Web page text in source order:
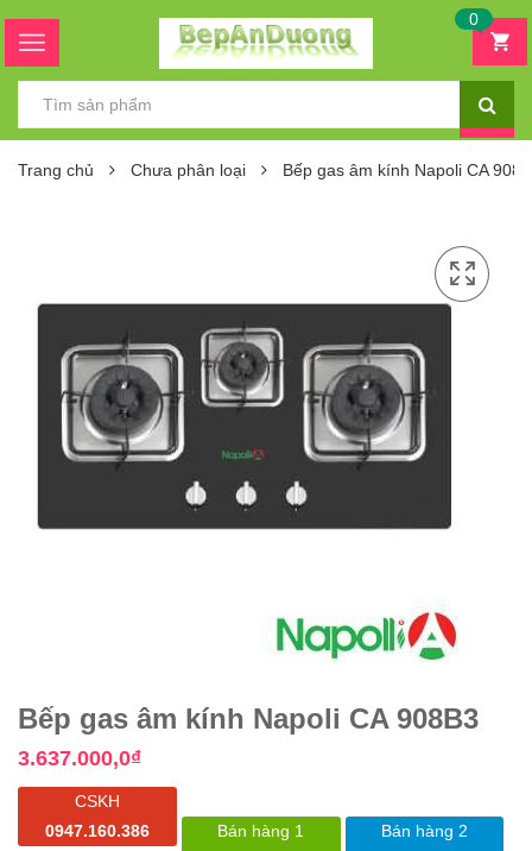
0
Trang chủ Chưa phân loại Bếp gas âm kính Napoli CA
Bếp gas âm kính Napoli CA 908B3
3.637.000,0₫
CSKH
0947.160.386
Bán hàng 1 Bán hàng 2